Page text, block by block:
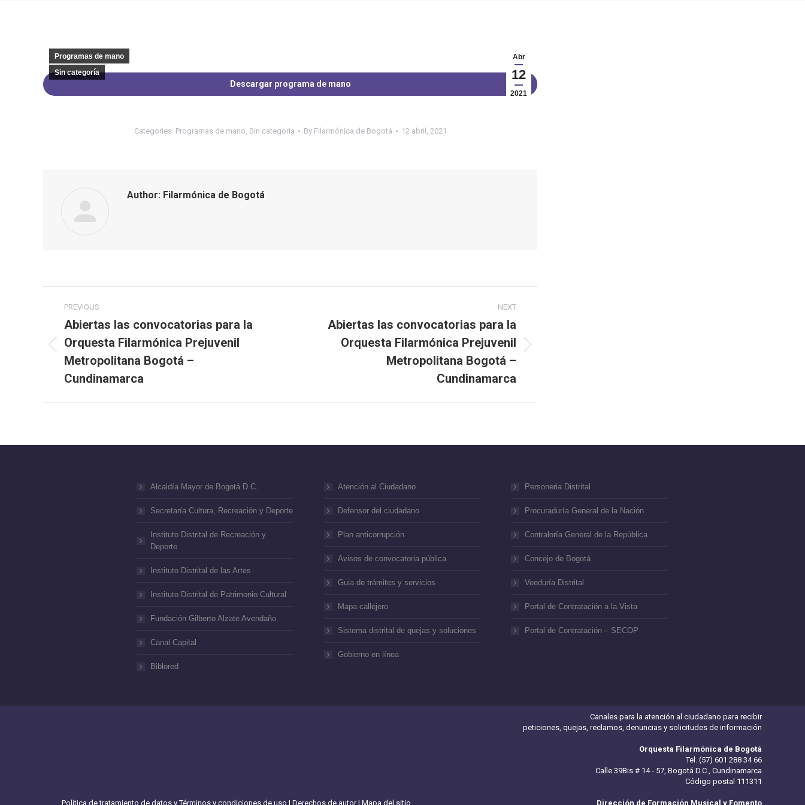
Abr
12
2021
Programas de mano
Sin categoría
Descargar programa de mano
Categories: Programas de mano Sin categoría By Filarmónica de Bogotá 12 abril, 2021
Author: Filarmónica de Bogotá
Post
navigation
PREVIOUS
Previous
post:
Abiertas las convocatorias para la
Orquesta Filarmónica Prejuvenil
Metropolitana Bogotá –
Cundinamarca
NEXT
Abiertas las convocatorias para la
Orquesta Filarmónica Prejuvenil
Metropolitana Bogotá –
Cundinamarca
Alcaldía Mayor de Bogotá D.C.
Secretaría Cultura, Recreación y Deporte
Instituto Distrital de Recreación y
Deporte
Instituto Distrital de las Artes
Instituto Distrital de Patrimonio Cultural
Fundación Gilberto Alzate Avendaño
Canal Capital
Biblored
Atención al Ciudadano
Defensor del ciudadano
Plan anticorrupción
Avisos de convocatoria pública
Guia de trámites y servicios
Mapa callejero
Sistema distrital de quejas y soluciones
Gobierno en línea
Personeria Distrital
Procuraduría General de la Nación
Contraloría General de la República
Concejo de Bogotá
Veeduría Distrital
Portal de Contratación a la Vista
Portal de Contratación – SECOP
Política de tratamiento de datos y Términos y condiciones de uso | Derechos de autor| Mapa del sitio
Canales para la atención al ciudadano para recibir
peticiones, quejas, reclamos, denuncias y solicitudes de información
Orquesta Filarmónica de Bogotá
Tel. (57) 601 288 34 66
Calle 39Bis # 14 - 57, Bogotá D.C., Cundinamarca
Código postal 111311
Dirección de Formación Musical y Fomento